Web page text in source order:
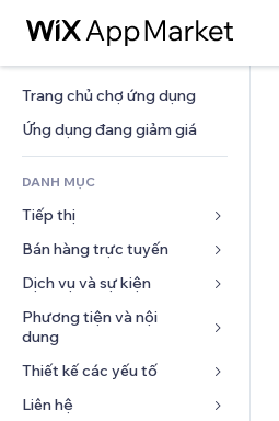
Trang chủ chợ ứng dụng
Ứng dụng đang giảm giá
DANH MỤC
Tiếp thị
Quảng cáo
Di động
Phân tích
Xã hội
SEO
Tương tác
Bán hàng trực tuyến
Ứng dụng cho Cửa hàng
Vận chuyển và Giao hàng
Nút bán hàng
Khóa học trực tuyến
In theo yêu cầu
Dịch vụ và sự kiện
Khách sạn
Sự kiện
Nhà hàng
Bất động sản
Phương tiện và nội
dung
Bộ sưu tập ảnh
Âm nhạc
Thiết kế các yếu tố
Bản đồ và dẫn đường